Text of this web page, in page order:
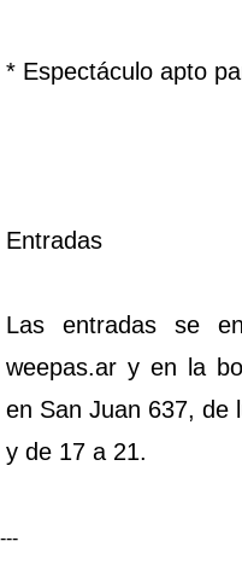
* Espectáculo apto
Entradas
Las entradas se
weepas.ar y en la
en San Juan 637, de
y de 17 a 21.
---